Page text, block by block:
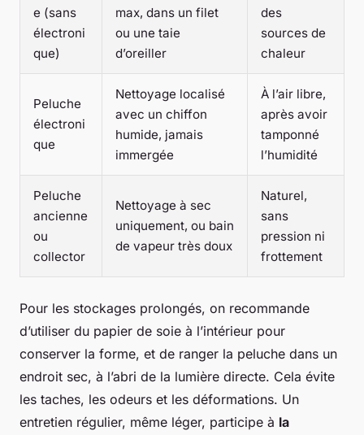
e (sans
électroni
que)
max, dans un filet
ou une taie
d’oreiller
des
sources de
chaleur
Peluche
électroni
que
Nettoyage localisé
avec un chiffon
humide, jamais
immergée
À l’air libre,
après avoir
tamponné
l’humidité
Peluche
ancienne
ou
collector
Nettoyage à sec
uniquement, ou bain
de vapeur très doux
Naturel,
sans
pression ni
frottement
Pour les stockages prolongés, on recommande
d’utiliser du papier de soie à l’intérieur pour
conserver la forme, et de ranger la peluche dans un
endroit sec, à l’abri de la lumière directe. Cela évite
les taches, les odeurs et les déformations. Un
entretien régulier, même léger, participe à la